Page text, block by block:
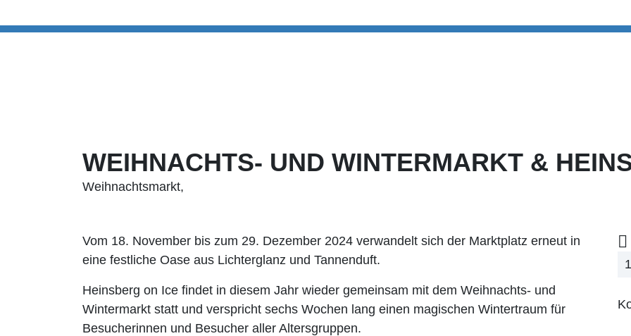
WEIHNACHTS- UND WINTERMARKT &
Weihnachtsmarkt,
Vom 18. November bis zum 29. Dezember 2024 verwandelt sich der Marktplatz erneut in
eine festliche Oase aus Lichterglanz und Tannenduft.
Heinsberg on Ice findet in diesem Jahr wieder gemeinsam mit dem Weihnachts- und
Wintermarkt statt und verspricht sechs Wochen lang einen magischen Wintertraum für
Besucherinnen und Besucher aller Altersgruppen.